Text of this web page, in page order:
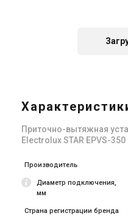
Цена
Купить
Приточно-вытяжная
Electrolux STAR EPVS-350
Производитель
Диаметр подключения,
мм
Страна регистрации бренда